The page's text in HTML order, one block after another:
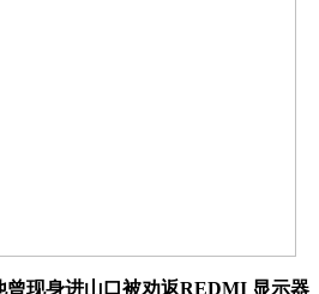
曾现身进山口被劝返REDMI 显示器